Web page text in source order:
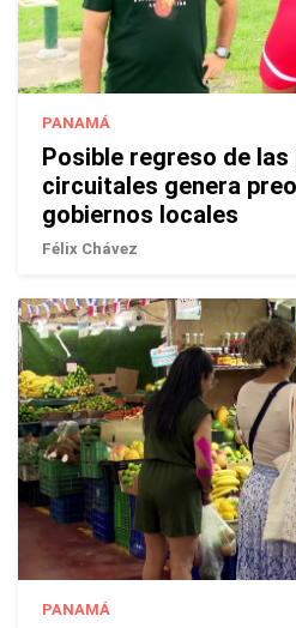
PANAMÁ
Posible regreso de
circuitales genera
gobiernos locales
Félix Chávez
PANAMÁ